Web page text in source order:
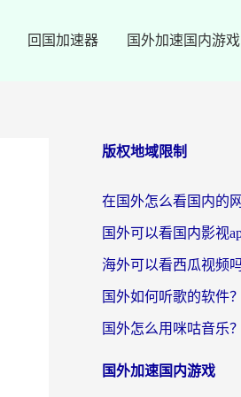
回国加速器 国外加速国内游戏
版权地域限制
国外加速国内游戏